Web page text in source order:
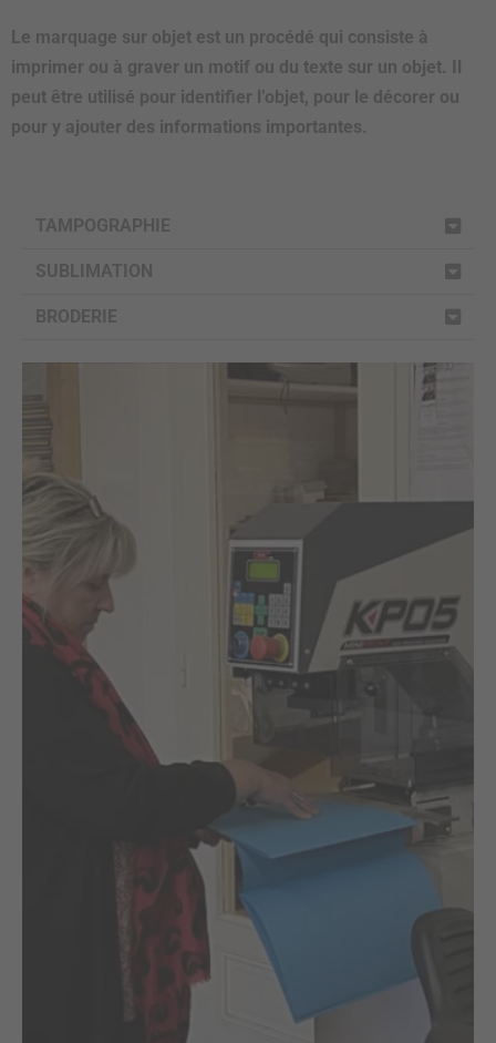
Le marquage sur objet est un procédé qui consiste à
imprimer ou à graver un motif ou du texte sur un objet. Il
peut être utilisé pour identifier l’objet, pour le décorer ou
pour y ajouter des informations importantes.
TAMPOGRAPHIE
SUBLIMATION
BRODERIE